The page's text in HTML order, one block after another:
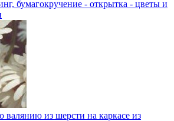
бумагокручение - открытка - цветы и
валянию из шерсти на каркасе из